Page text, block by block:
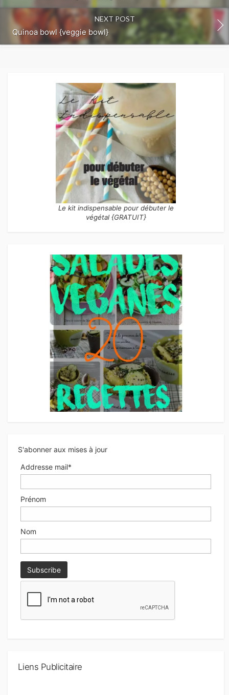
NEXT POST
Quinoa bowl {veggie bowl}
Le kit indispensable pour débuter le
végétal {GRATUIT}
S'abonner aux mises à jour
Addresse mail*
Prénom
Nom
Liens Publicitaire